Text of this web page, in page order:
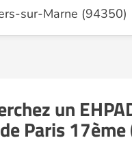
sur-Marne (94350)
un
Paris